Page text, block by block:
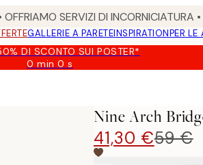
SERVIZI DI
GALLERIE A PARETEINSPIRATIONPER LE
DI SCONTO SUI POSTER*
0 min0 s
Valido
Nine Arch
41,30 €59 €